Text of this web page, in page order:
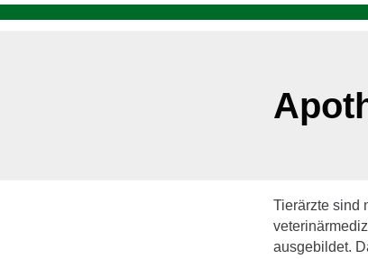
Tierärzte sind
ausgebildet.